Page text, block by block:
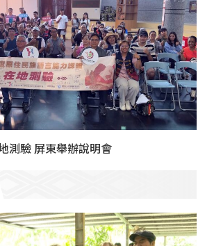
測驗 屏東舉辦說明會